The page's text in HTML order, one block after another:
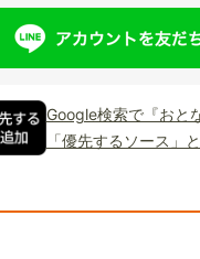
Google検索で『おと
「優先するソース」